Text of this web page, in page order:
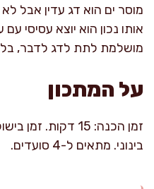
מוסר ים הוא דג עדין אבל
אותו נכון הוא יוצא עסיסי עם
מושלמת לתת לדג לדבר,
על המתכון
בינוני. מתאים ל-4 סועדים.